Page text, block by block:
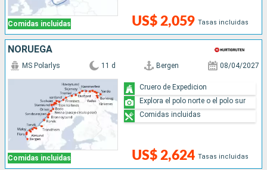
Comidas incluidas US$ 2,059 Tasas incluidas
NORUEGA
Comidas incluidas
MS Polarlys 11 d Bergen 08/04/2027
US$ 2,624 Tasas incluidas
Cruero de Expedicion
Explora el polo norte o el polo sur
Comidas incluidas